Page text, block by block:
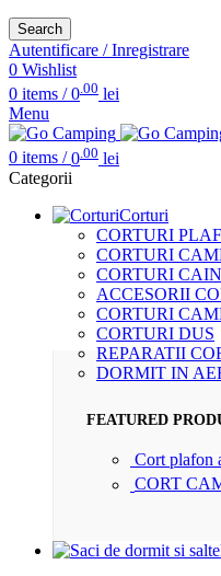
Search
Autentificare / Inregistrare
0 Wishlist
0 items / 0.00 lei
Menu
0 items / 0 .00 lei
Categorii
Corturi
CORTURI
CORTURI
CORTURI
ACCESORII
CORTURI
CORTURI DUS
REPARATII
DORMIT IN
FEATURED
Cort plafon
CORT